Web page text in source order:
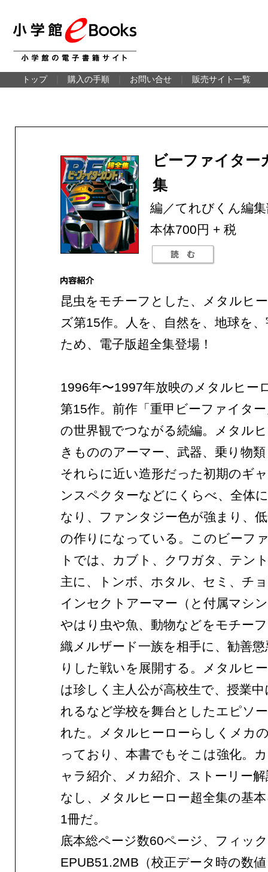
トップ 購入の手順 お問い合せ 販売サイト一覧
ビーファイター
集
編／てれびくん編
本体700円 + 税
昆虫をモチーフとした、メタルヒ
ズ第15作。人を、自然を、地球を
ため、電子版超全集登場！
1996年〜1997年放映のメタルヒー
第15作。前作「重甲ビーファイタ
の世界観でつながる続編。メタル
きもののアーマー、武器、乗り物
それらに近い造形だった初期のギ
ンスペクターなどにくらべ、全体
なり、ファンタジー色が強まり、
の作りになっている。このビーフ
トでは、カブト、クワガタ、テン
主に、トンボ、ホタル、セミ、チ
インセクトアーマー（と付属マシ
やはり虫や魚、動物などをモチー
織メルザード一族を相手に、勧善
りした戦いを展開する。メタルヒ
は珍しく主人公が高校生で、授業
れるなど学校を舞台としたエピソ
れた。メタルヒーローらしくメカ
っており、本書でもそこは強化。
ャラ紹介、メカ紹介、ストーリー
なし、メタルヒーロー超全集の基
1冊だ。
底本総ページ数60ページ、フィッ
EPUB51.2MB（校正データ時の数